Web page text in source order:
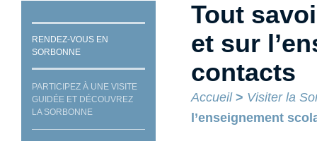
RENDEZ-VOUS EN
SORBONNE
PARTICIPEZ À UNE VISITE
GUIDÉE ET DÉCOUVREZ
LA SORBONNE
Tout
et sur
contacts
Accueil> Visiter la
l’enseignement